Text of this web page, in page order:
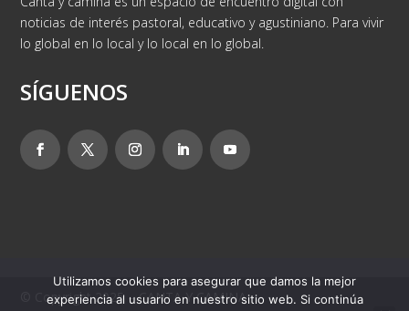
noticias de interés pastoral, educativo y agustiniano. Para vivir
lo global en lo local y lo local en lo global.
SÍGUENOS
© Copyright 2025 – CANTA Y CAMINA
Utilizamos cookies para asegurar que damos la mejor
experiencia al usuario en nuestro sitio web. Si continúa